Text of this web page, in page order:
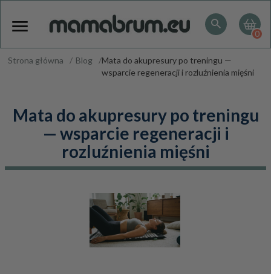
0
Strona główna Blog
Mata do akupresury po treningu —
wsparcie regeneracji i rozluźnienia mięśni
Mata do akupresury po treningu
— wsparcie regeneracji i
rozluźnienia mięśni